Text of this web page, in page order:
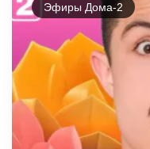
Эфиры Дома-2